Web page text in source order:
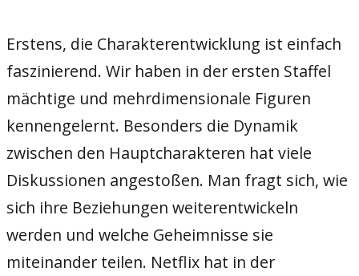
Erstens, die Charakterentwicklung ist einfach
faszinierend. Wir haben in der ersten Staffel
mächtige und mehrdimensionale Figuren
kennengelernt. Besonders die Dynamik
zwischen den Hauptcharakteren hat viele
Diskussionen angestoßen. Man fragt sich, wie
sich ihre Beziehungen weiterentwickeln
werden und welche Geheimnisse sie
miteinander teilen. Netflix hat in der